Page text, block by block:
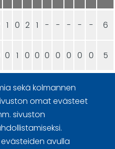
1 0 2 1 - - - - - 6
0 1 0 0 0 0 0 0 0 5
sekä kolmannen
omat evästeet
sivuston
avulla